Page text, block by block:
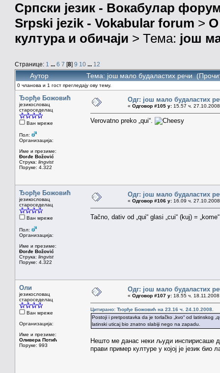
Српски језик - Вокабулар
Srpski jezik - Vokabular forum > О
култура и обичаји > Тема: још
Странице: 1 ... 6 7 [8] 9 10 ... 12
Аутор Тема: још мало будаластих речи
0 чланова и 1 гост прегледају ову тему.
Ђорђе Божовић
језикословац
староседелац
Ван мреже
Пол:
Организација:
Име и презиме:
Đorđe Božović
Струка: lingvist
Поруке: 4.322
Одг: још мало будаластих
« Одговор #105 у: 15.57 ч.
Verovatno preko „qui“.
Ђорђе Божовић
језикословац
староседелац
Ван мреже
Пол:
Организација:
Име и презиме:
Đorđe Božović
Струка: lingvist
Поруке: 4.322
Одг: још мало будаластих
« Одговор #106 у: 16.09 ч.
Tačno, dativ od „qui“ glasi „cui“ (kuj) =
Оли
језикословац
староседелац
Ван мреже
Организација:
Име и презиме:
Оливера Потић
Поруке: 993
Одг: још мало будаластих
« Одговор #107 у: 18.55 ч.
Цитирано: Ђорђе Божовић на 23.16 ч. 24.10.2008.
Postoji i pretpostavka da je torlačko „kvo“ od latinskog
latinski uticaj bio znatno slabiji nego na zapadu.
Нешто ме данас неки људи инспирисаше
прави пример културе у којој је језик био